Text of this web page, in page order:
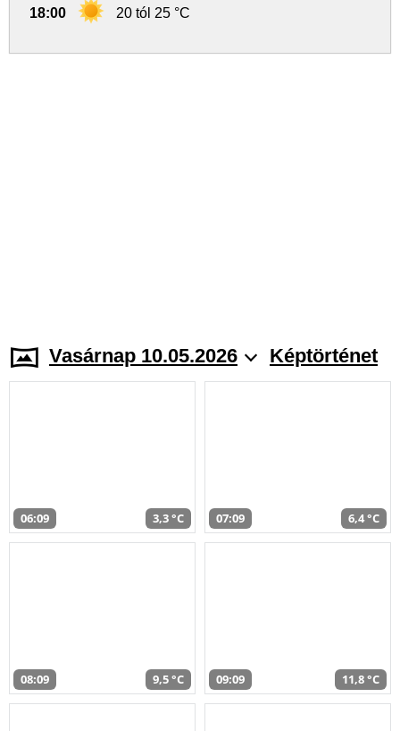
18:00 20 tól 25 °C
Vasárnap 10.05.2026 Képtörténet
06:09 3,3 °C 07:09 6,4 °C
08:09 9,5 °C 09:09 11,8 °C